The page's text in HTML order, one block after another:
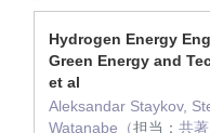
Hydrogen Energy
Green Energy and
et al
Aleksandar Staykov,
Watanabe（担当： 共著